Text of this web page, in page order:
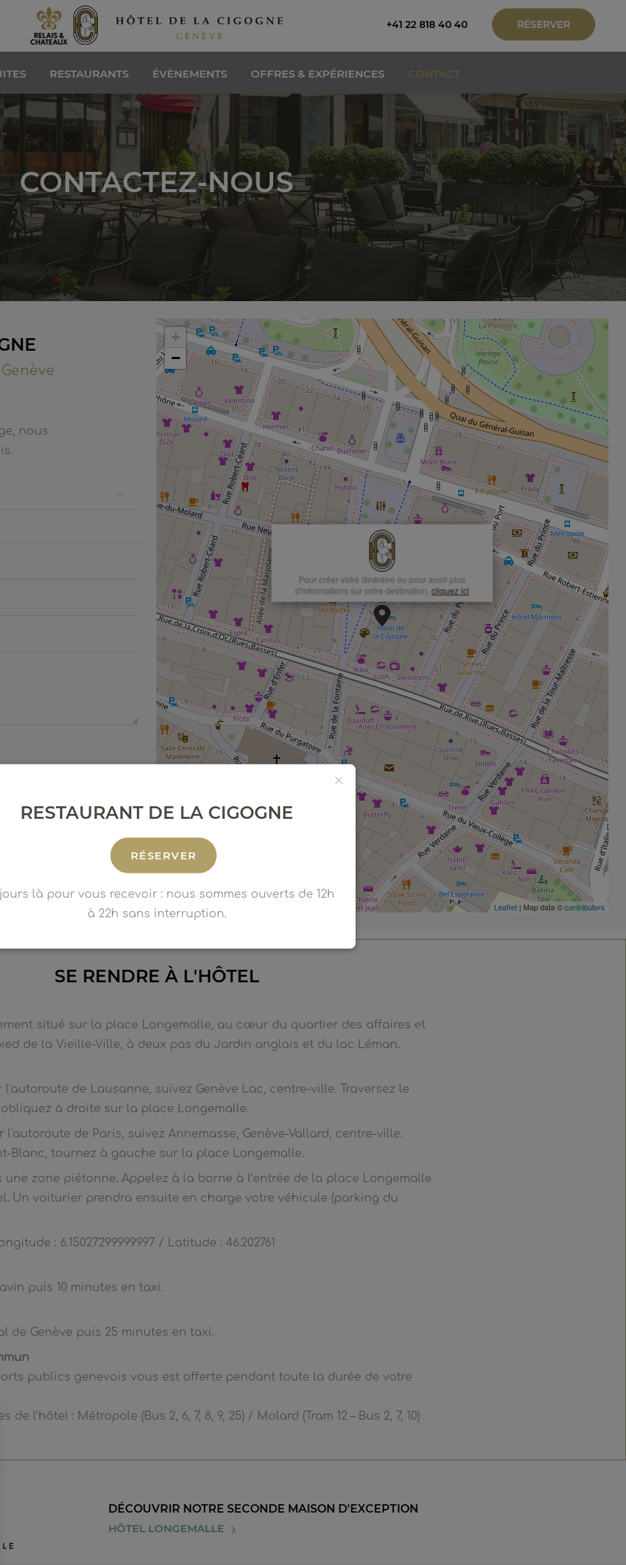
+41 22 818 40 40 RÉSERVER
RESTAURANTS ÉVÈNEMENTS OFFRES & EXPÉRIENCES CONTACT
CONTACTEZ-NOUS
nous
diffusées à quelque organisme
formulaire soient utilisées et
que ce soit par mail, ou
l'utilisation de données collectées
légales
Pour créer votre itinéraire ou pour avoir plus
d'informations sur votre destination,cliquez ici
+
−
Leaflet | Map data ©contributors
SE RENDRE À L'HÔTEL
situé sur la place Longemalle, au cœur du quartier des affaires et
de la Vieille-Ville, à deux pas du Jardin anglais et du lac Léman.
l'autoroute de Lausanne, suivez Genève Lac, centre-ville. Traversez le
à droite sur la place Longemalle.
l'autoroute de Paris, suivez Annemasse, Genève-Vallard, centre-ville.
Blanc, tournez à gauche sur la place Longemalle.
une zone piétonne. Appelez à la borne à l’entrée de la place Longemalle
Un voiturier prendra ensuite en charge votre véhicule (parking du
: 6.15027299999997 / Latitude : 46.202761
puis 10 minutes en taxi.
de Genève puis 25 minutes en taxi.
publics genevois vous est offerte pendant toute la durée de votre
de l’hôtel : Métropole (Bus 2, 6, 7, 8, 9, 25) / Molard (Tram 12 – Bus 2, 7, 10)
DÉCOUVRIR NOTRE SECONDE MAISON D'EXCEPTION
HÔTEL LONGEMALLE
RESTAURANT DE LA CIGOGNE
RÉSERVER
là pour vous recevoir : nous sommes ouverts de 12h
à 22h sans interruption.